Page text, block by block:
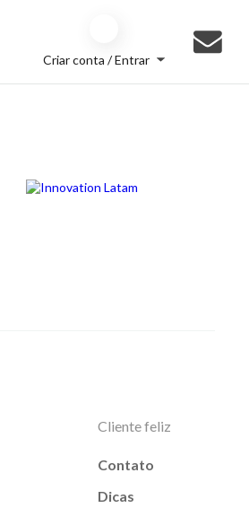
Criar conta / Entrar
Cliente feliz
Contato
Dicas